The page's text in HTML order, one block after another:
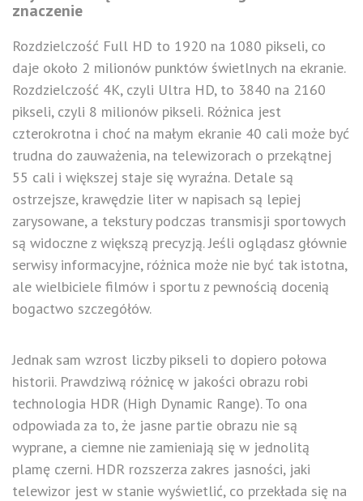
znaczenie
Rozdzielczość Full HD to 1920 na 1080 pikseli, co
daje około 2 milionów punktów świetlnych na ekranie.
Rozdzielczość 4K, czyli Ultra HD, to 3840 na 2160
pikseli, czyli 8 milionów pikseli. Różnica jest
czterokrotna i choć na małym ekranie 40 cali może być
trudna do zauważenia, na telewizorach o przekątnej
55 cali i większej staje się wyraźna. Detale są
ostrzejsze, krawędzie liter w napisach są lepiej
zarysowane, a tekstury podczas transmisji sportowych
są widoczne z większą precyzją. Jeśli oglądasz głównie
serwisy informacyjne, różnica może nie być tak istotna,
ale wielbiciele filmów i sportu z pewnością docenią
bogactwo szczegółów.
Jednak sam wzrost liczby pikseli to dopiero połowa
historii. Prawdziwą różnicę w jakości obrazu robi
technologia HDR (High Dynamic Range). To ona
odpowiada za to, że jasne partie obrazu nie są
wyprane, a ciemne nie zamieniają się w jednolitą
plamę czerni. HDR rozszerza zakres jasności, jaki
telewizor jest w stanie wyświetlić, co przekłada się na